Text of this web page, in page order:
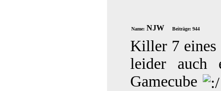
Name: NJW Beiträge: 944
Killer 7 eines
leider auch
Gamecube